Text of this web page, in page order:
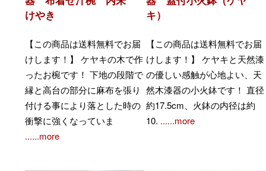
けやき
【この商品は送料無料でお届
けします！】 ケヤキの木で作
ったお椀です！ 下地の段階で
縁と高台の部分に麻布を張り
付ける事により落とした時の
衝撃に強くなっていま
......more
キ）
【この商品は送料無料でお届
けします！】 ケヤキと天然漆
の優しい感触が心地よい、天
然木漆器の小火鉢です！ 直径
約17.5cm、火鉢の内径は約
10. ......more